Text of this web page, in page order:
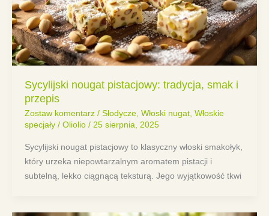
Sycylijski nougat pistacjowy: tradycja, smak i
przepis
Zostaw komentarz / Słodycze, Włoski nugat, Włoskie
specjały/ Oliolio / 25 sierpnia, 2025
Sycylijski nougat pistacjowy to klasyczny włoski smakołyk,
który urzeka niepowtarzalnym aromatem pistacji i
subtelną, lekko ciągnącą teksturą. Jego wyjątkowość tkwi